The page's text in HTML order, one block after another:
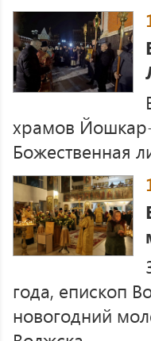
храмов
Божественная
года, епископ
новогодний